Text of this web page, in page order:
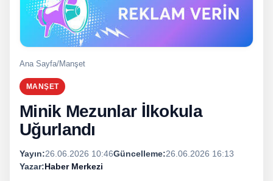
Ana Sayfa/Manşet
MANŞET
Minik Mezunlar İlkokula
Uğurlandı
Yayın:26.06.2026 10:46Güncelleme:26.06.2026 16:13
Yazar:Haber Merkezi